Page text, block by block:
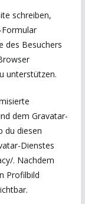
schreiben,
des Besuchers
unterstützen.
dem Gravatar-
du diesen
Dienstes
. Nachdem
Profilbild